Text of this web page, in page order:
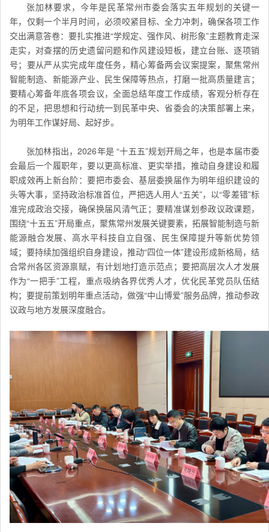
张加林要求，今年是民革常州市委会落实五年规划的关键一
年，仅剩一个半月时间，必须咬紧目标、全力冲刺，确保各项工作
交出满意答卷：要扎实推进“学规定、强作风、树形象”主题教育走深
走实，对查摆的历史遗留问题和作风建设短板，建立台账、逐项销
号；要从严从实完成年度任务，精心筹备两会议案提案，聚焦常州
智能制造、新能源产业、民生保障等热点，打磨一批高质量建言；
要精心筹备年底各项会议，全面总结年度工作成绩，客观分析存在
的不足，把思想和行动统一到民革中央、省委会的决策部署上来，
为明年工作谋好局、起好步。
张加林指出，2026年是 “十五五”规划开局之年，也是本届市委
会最后一个履职年，要以更高标准、更实举措，推动自身建设和履
职成效再上新台阶：要把市委会、基层委换届作为明年组织建设的
头等大事，坚持政治标准首位，严把选人用人“五关”，以“零差错”标
准完成政治交接，确保换届风清气正；要精准谋划参政议政课题，
围绕“十五五”开局重点，聚焦常州发展关键要素，拓展智能制造与新
能源融合发展、高水平科技自立自强、民生保障提升等新优势领
域；要持续加强组织自身建设，推动“四位一体”建设形成新格局，结
合常州各区资源禀赋，有计划地打造示范点；要把高层次人才发展
作为“一把手”工程，重点吸纳各界优秀人才，优化民革党员队伍结
构；要提前策划明年重点活动，做强“中山博爱”服务品牌，推动参政
议政与地方发展深度融合。